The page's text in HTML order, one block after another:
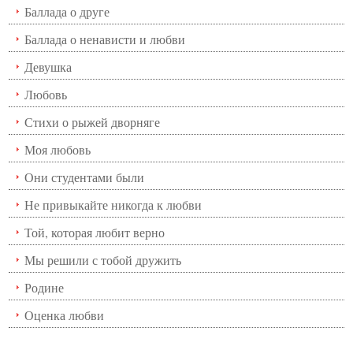
Баллада о друге
Баллада о ненависти и любви
Девушка
Любовь
Стихи о рыжей дворняге
Моя любовь
Они студентами были
Не привыкайте никогда к любви
Той, которая любит верно
Мы решили с тобой дружить
Родине
Оценка любви